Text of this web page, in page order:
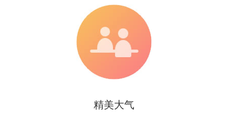
精美大气